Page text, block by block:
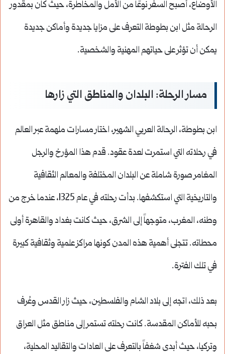
الأوضاع، أصبح السفر نوعًا من الأمل والمخاطرة، حيث كان بمقدور
الرحالة مثل ابن بطوطة التعرف على مزايا جديدة وأماكن جديدة
يمكن أن تؤثر على حياتهم المهنية والشخصية.
مسار الرحلة: البلدان والمناطق التي زارها
ابن بطوطة، الرحالة العربي الشهير، اختار مسارات ملهمة عبر العالم
في رحلاته التي استمرت لعدة عقود. قدم هذا المؤرخ والرجل
المغامر صورة شاملة عن البلدان المختلفة والمعالم الثقافية
والتاريخية التي استكشفها. بدأت رحلته في عام 1325، عندما خرج من
وطنه، المغرب، متوجهاً إلى الشرق، حيث كانت بغداد والقاهرة أولى
محطاته. تتجلى أهمية هذه المدن كونها مراكز علمية وثقافية كبيرة
في تلك الفترة.
بعد ذلك، اتجه إلى بلاد الشام والفلسطين، حيث زار القدس وعُرف
بحبه للأماكن المقدسة. كانت رحلته تستمر إلى مناطق مثل العراق
وتركيا، حيث أبدى شغفاً بالتعرف على العادات والتقاليد المحلية،